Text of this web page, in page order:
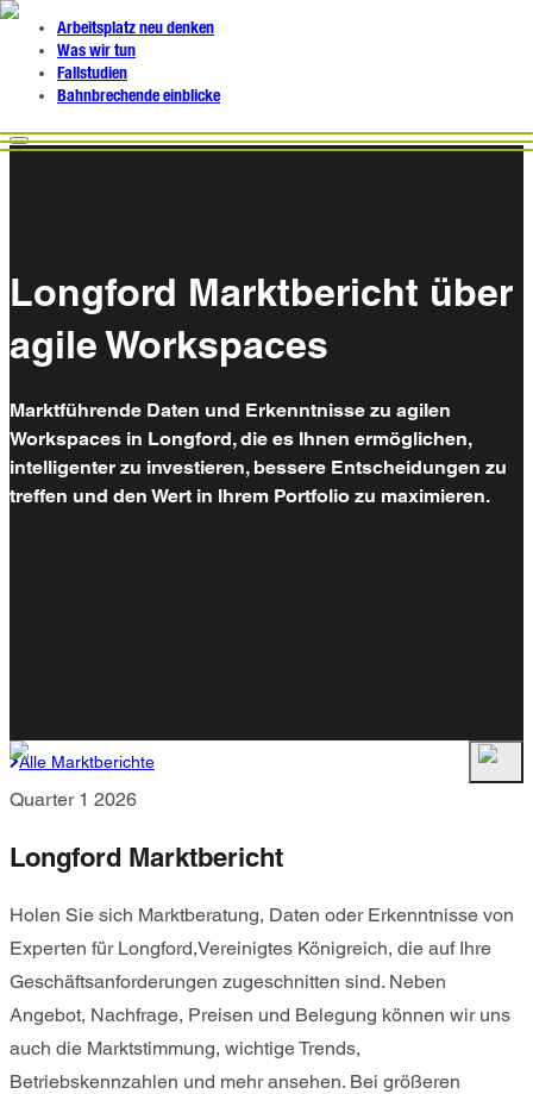
Arbeitsplatz neu denken
Was wir tun
Fallstudien
Bahnbrechende einblicke
Longford Marktbericht über
agile Workspaces
Marktführende Daten und Erkenntnisse zu agilen
Workspaces in Longford, die es Ihnen ermöglichen,
intelligenter zu investieren, bessere Entscheidungen zu
treffen und den Wert in Ihrem Portfolio zu maximieren.
Alle Marktberichte
Quarter 1 2026
Longford Marktbericht
Holen Sie sich Marktberatung, Daten oder Erkenntnisse von
Experten für Longford,Vereinigtes Königreich, die auf Ihre
Geschäftsanforderungen zugeschnitten sind. Neben
Angebot, Nachfrage, Preisen und Belegung können wir uns
auch die Marktstimmung, wichtige Trends,
Betriebskennzahlen und mehr ansehen. Bei größeren